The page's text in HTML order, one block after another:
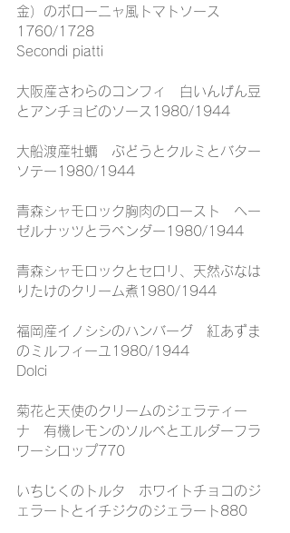
金）のボローニャ風トマトソース
1760/1728
Secondi piatti
大阪産さわらのコンフィ　白いんげん豆
とアンチョビのソース1980/1944
大船渡産牡蠣　ぶどうとクルミとバター
ソテー1980/1944
青森シャモロック胸肉のロースト　ヘー
ゼルナッツとラベンダー1980/1944
青森シャモロックとセロリ、天然ぶなは
りたけのクリーム煮1980/1944
福岡産イノシシのハンバーグ　紅あずま
のミルフィーユ1980/1944
Dolci
菊花と天使のクリームのジェラティー
ナ　有機レモンのソルベとエルダーフラ
ワーシロップ770
いちじくのトルタ　ホワイトチョコのジ
ェラートとイチジクのジェラート880